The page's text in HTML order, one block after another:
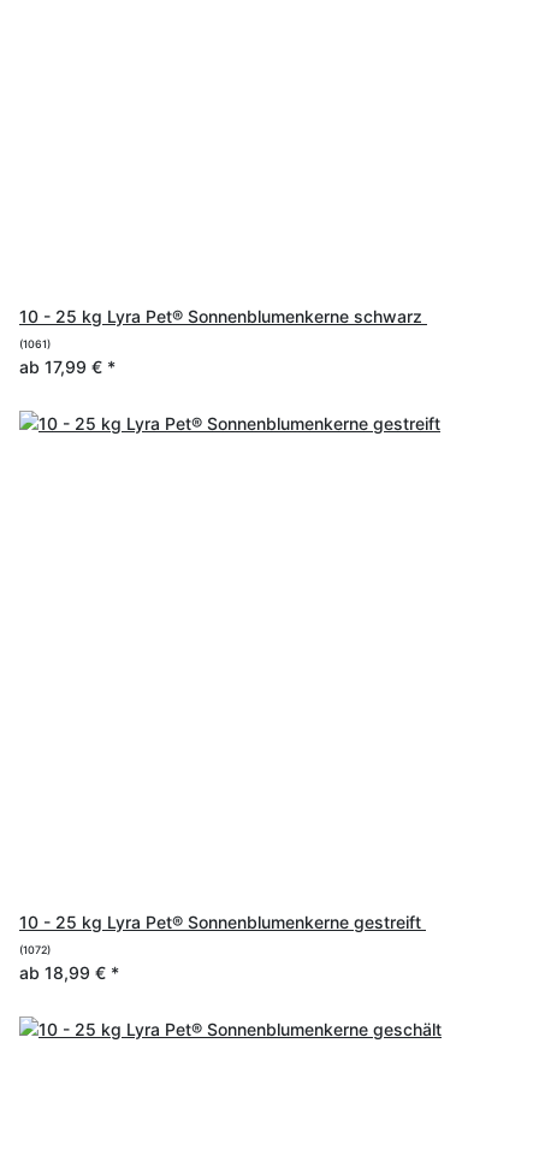
10 - 25 kg Lyra Pet® Sonnenblumenkerne schwarz
(1061)
ab 17,99 € *
10 - 25 kg Lyra Pet® Sonnenblumenkerne gestreift
(1072)
ab 18,99 € *